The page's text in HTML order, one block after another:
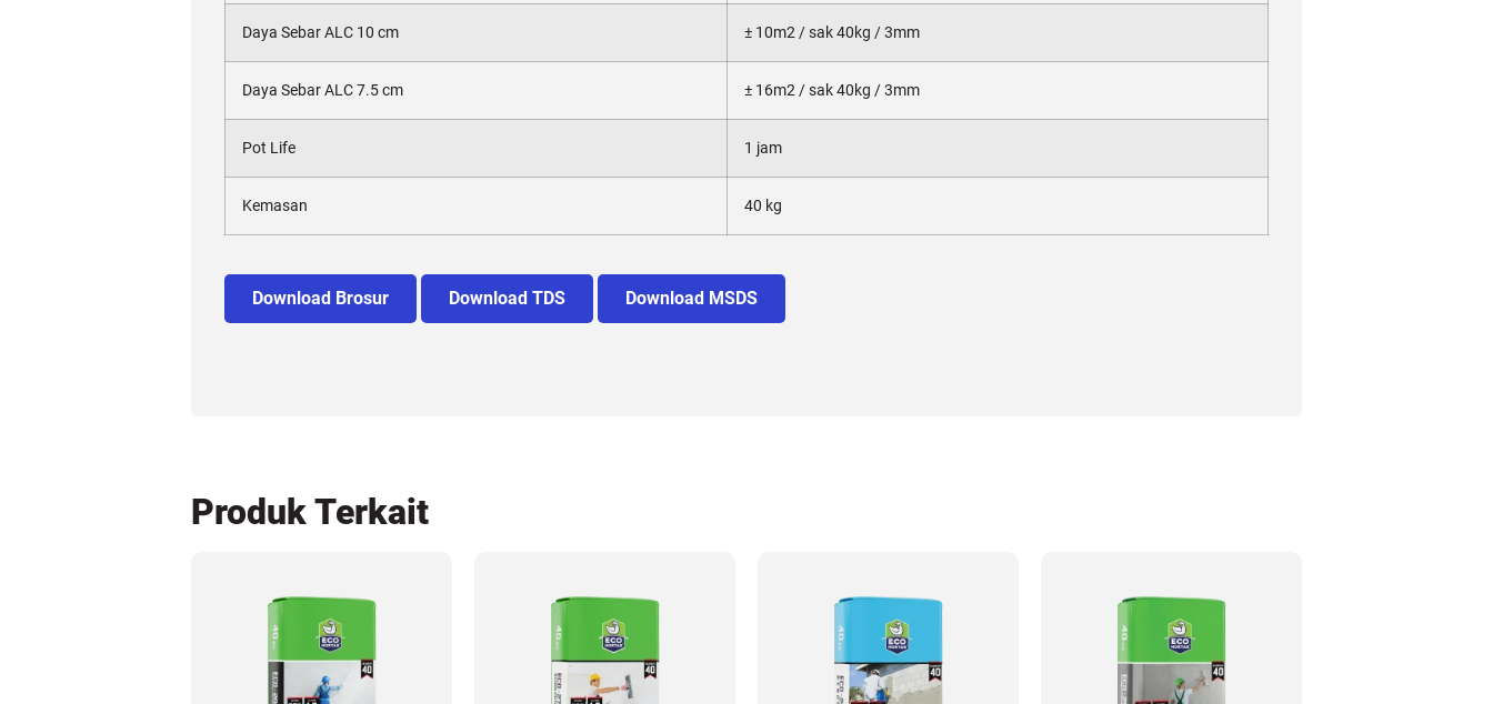
Daya Sebar ALC 10 cm ± 10m2 / sak 40kg / 3mm
Daya Sebar ALC 7.5 cm ± 16m2 / sak 40kg / 3mm
Pot Life 1 jam
Kemasan 40 kg
Download Brosur Download TDS Download MSDS
Produk Terkait